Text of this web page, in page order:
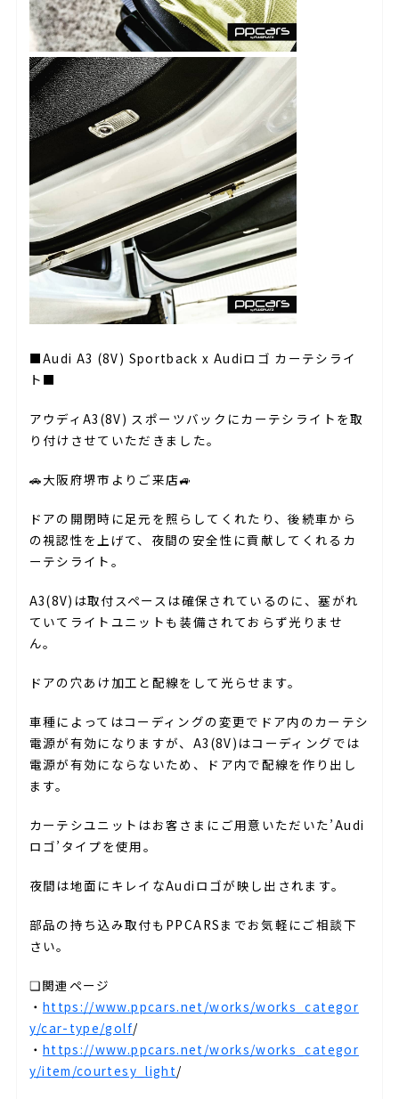
■Audi A3 (8V) Sportback x Audiロゴ カーテシライ
ト■
アウディA3(8V) スポーツバックにカーテシライトを取
り付けさせていただきました。
🚗大阪府堺市よりご来店🚙
ドアの開閉時に足元を照らしてくれたり、後続車から
の視認性を上げて、夜間の安全性に貢献してくれるカ
ーテシライト。
A3(8V)は取付スペースは確保されているのに、塞がれ
ていてライトユニットも装備されておらず光りませ
ん。
ドアの穴あけ加工と配線をして光らせます。
車種によってはコーディングの変更でドア内のカーテシ
電源が有効になりますが、A3(8V)はコーディングでは
電源が有効にならないため、ドア内で配線を作り出し
ます。
カーテシユニットはお客さまにご用意いただいた’Audi
ロゴ’タイプを使用。
夜間は地面にキレイなAudiロゴが映し出されます。
部品の持ち込み取付もPPCARSまでお気軽にご相談下
さい。
❏関連ページ
・ https://www.ppcars.net/works/works_categor
y/car-type/golf/
・ https://www.ppcars.net/works/works_categor
y/item/courtesy_light/